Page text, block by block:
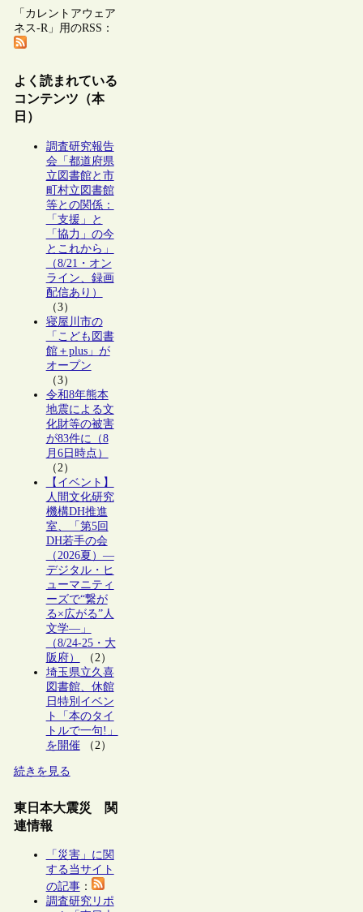
「カレントアウェア
ネス-R」用のRSS：
よく読まれている
コンテンツ（本
日）
調査研究報告
会「都道府県
立図書館と市
町村立図書館
等との関係：
「支援」と
「協力」の今
とこれから」
（8/21・オン
ライン、録画
配信あり）
（3）
寝屋川市の
「こども図書
館＋plus」が
オープン
（3）
令和8年熊本
地震による文
化財等の被害
が83件に（8
月6日時点）
（2）
【イベント】
人間文化研究
機構DH推進
室、「第5回
DH若手の会
（2026夏）―
デジタル・ヒ
ューマニティ
ーズで“繋が
る×広がる”人
文学―」
（8/24-25・大
阪府）
（2）
埼玉県立久喜
図書館、休館
日特別イベン
ト「本のタイ
トルで一句!」
を開催（2）
続きを見る
東日本大震災 関
連情報
「災害」に関
する当サイト
の記事：
調査研究リポ